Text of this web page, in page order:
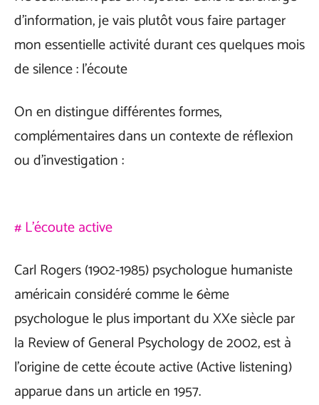
d’information, je vais plutôt vous faire partager
mon essentielle activité durant ces quelques mois
de silence : l’écoute
On en distingue différentes formes,
complémentaires dans un contexte de réflexion
ou d’investigation :
# L’écoute active
Carl Rogers (1902-1985) psychologue humaniste
américain considéré comme le 6ème
psychologue le plus important du XXe siècle par
la Review of General Psychology de 2002, est à
l’origine de cette écoute active (Active listening)
apparue dans un article en 1957.